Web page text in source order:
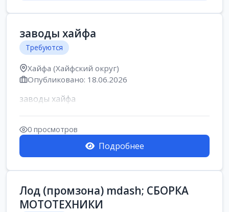
заводы хайфа
Требуются
Хайфа (Хайфский округ)
Опубликовано: 18.06.2026
заводы хайфа
0 просмотров
Подробнее
Лод (промзона) mdash; СБОРКА
МОТОТЕХНИКИ